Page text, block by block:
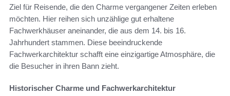
Ziel für Reisende, die den Charme vergangener Zeiten erleben
möchten. Hier reihen sich unzählige gut erhaltene
Fachwerkhäuser aneinander, die aus dem 14. bis 16.
Jahrhundert stammen. Diese beeindruckende
Fachwerkarchitektur schafft eine einzigartige Atmosphäre, die
die Besucher in ihren Bann zieht.
Historischer Charme und Fachwerkarchitektur